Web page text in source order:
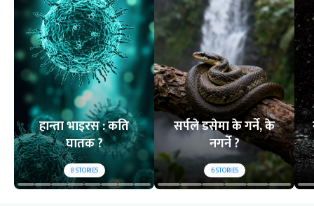
हान्ता भाइरस : कति
घातक ?
8STORIES
सर्पले डसेमा के गर्ने, के
नगर्ने ?
6STORIES